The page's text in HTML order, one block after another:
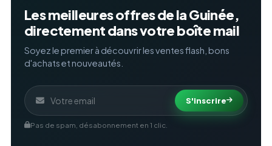
Les meilleures offres de la Guinée,
directement dans votre boîte mail
Soyez le premier à découvrir les ventes flash, bons
d'achats et nouveautés.
S'inscrire
Pas de spam, désabonnement en 1 clic.